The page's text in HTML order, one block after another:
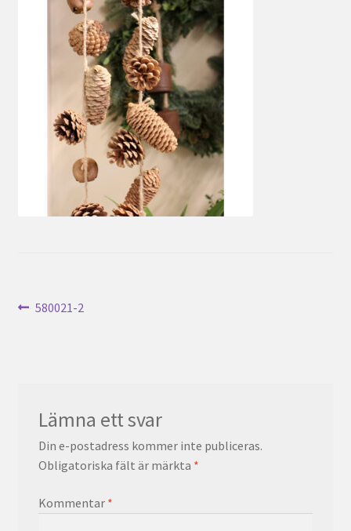
Inläggsnavigering
Föregående
580021-2
Lämna ett svar
Din e-postadress kommer inte publiceras.
Obligatoriska fält är märkta *
Kommentar *